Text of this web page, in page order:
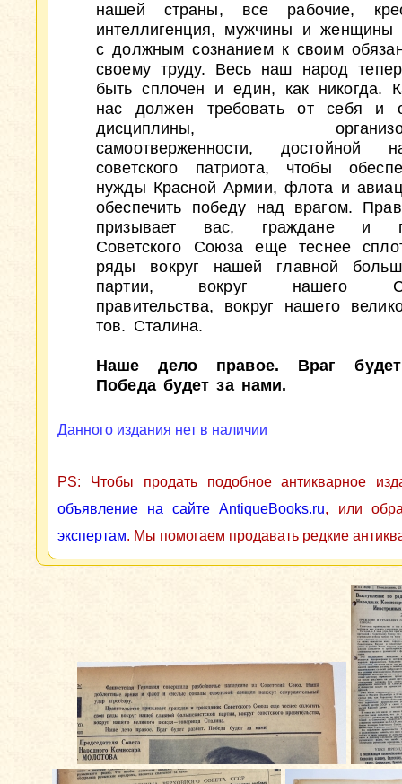
нашей страны, все рабочие,
интеллигенция, мужчины и женщины
с должным сознанием к своим
своему труду. Весь наш народ
быть сплочен и един, как никогда.
нас должен требовать от себя и
дисциплины,
самоотверженности, достойной
советского патриота, чтобы
нужды Красной Армии, флота и
обеспечить победу над врагом.
призывает вас, граждане и
Советского Союза еще теснее
ряды вокруг нашей главной
партии, вокруг нашего
правительства, вокруг нашего
тов. Сталина.
Наше дело правое. Враг будет
Победа будет за нами.
Данного издания нет в наличии
PS: Чтобы продать подобное антикварное
объявление на сайте AntiqueBooks.ru, или
экспертам. Мы помогаем продавать редкие